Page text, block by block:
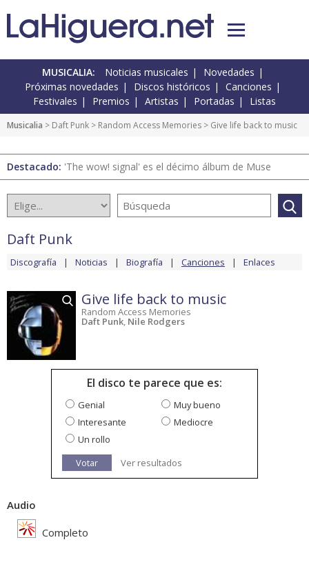
MUSICALIA: Noticias musicales
Novedades
Próximas novedades
Discos históricos
Canciones
Festivales
Premios Artistas Portadas Listas
Musicalia > Daft Punk > Random Access Memories > Give life back to music
Destacado: 'The wow! signal' es el décimo álbum de Muse
Daft Punk
Discografía Noticias Biografía Canciones Enlaces
Give life back to music
Random Access Memories
Daft Punk, Nile Rodgers
El disco te parece que es:
Genial
Muy bueno
Interesante
Mediocre
Un rollo
Votar
Ver resultados
Audio
Completo